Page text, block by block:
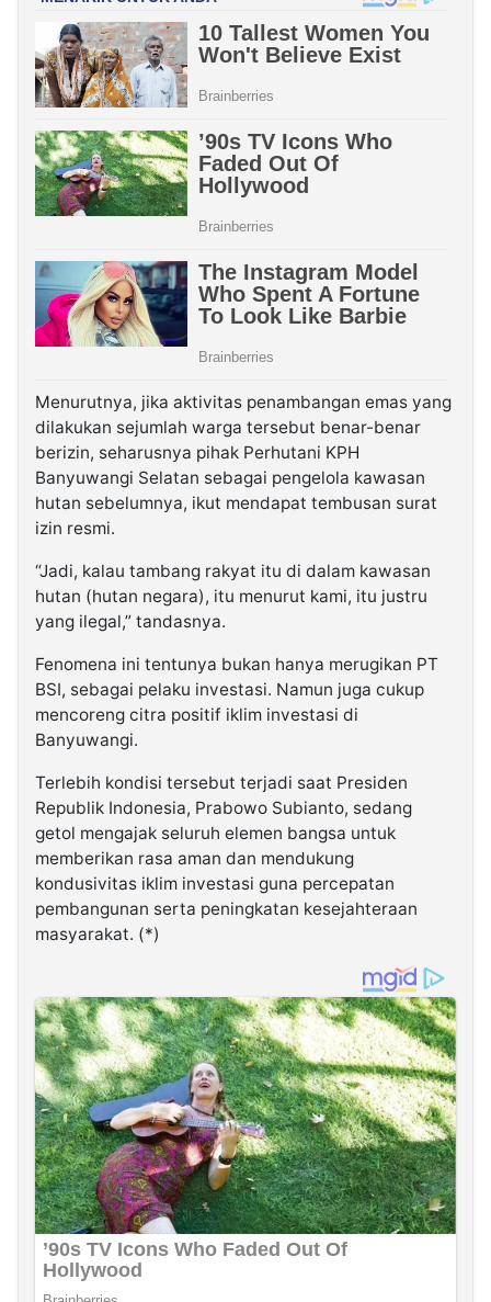
Menurutnya, jika aktivitas penambangan emas yang
dilakukan sejumlah warga tersebut benar-benar
berizin, seharusnya pihak Perhutani KPH
Banyuwangi Selatan sebagai pengelola kawasan
hutan sebelumnya, ikut mendapat tembusan surat
izin resmi.
“Jadi, kalau tambang rakyat itu di dalam kawasan
hutan (hutan negara), itu menurut kami, itu justru
yang ilegal,” tandasnya.
Fenomena ini tentunya bukan hanya merugikan PT
BSI, sebagai pelaku investasi. Namun juga cukup
mencoreng citra positif iklim investasi di
Banyuwangi.
Terlebih kondisi tersebut terjadi saat Presiden
Republik Indonesia, Prabowo Subianto, sedang
getol mengajak seluruh elemen bangsa untuk
memberikan rasa aman dan mendukung
kondusivitas iklim investasi guna percepatan
pembangunan serta peningkatan kesejahteraan
masyarakat. (*)